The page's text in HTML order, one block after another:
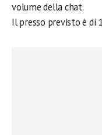
volume della chat.
Il presso previsto è di